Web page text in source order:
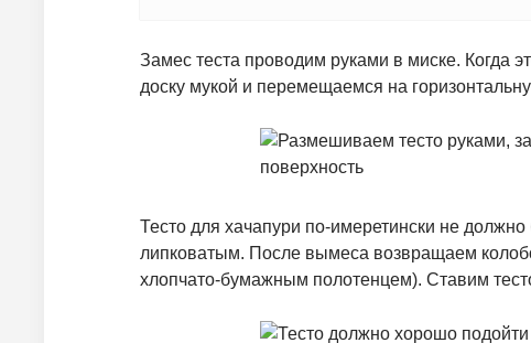
Замес теста проводим руками в миске. Когда
доску мукой и перемещаемся на
Тесто для хачапури по-имеретински не
липковатым. После вымеса возвращаем
хлопчато-бумажным полотенцем). Ставим